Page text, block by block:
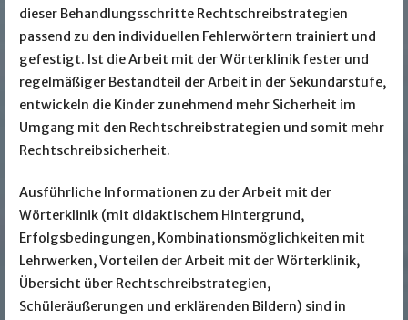
dieser Behandlungsschritte Rechtschreibstrategien
passend zu den individuellen Fehlerwörtern trainiert und
gefestigt. Ist die Arbeit mit der Wörterklinik fester und
regelmäßiger Bestandteil der Arbeit in der Sekundarstufe,
entwickeln die Kinder zunehmend mehr Sicherheit im
Umgang mit den Rechtschreibstrategien und somit mehr
Rechtschreibsicherheit.
Ausführliche Informationen zu der Arbeit mit der
Wörterklinik (mit didaktischem Hintergrund,
Erfolgsbedingungen, Kombinationsmöglichkeiten mit
Lehrwerken, Vorteilen der Arbeit mit der Wörterklinik,
Übersicht über Rechtschreibstrategien,
Schüleräußerungen und erklärenden Bildern) sind in